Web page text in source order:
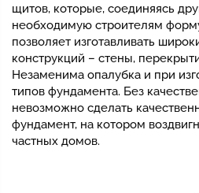
щитов, которые, соединяясь
необходимую строителям
позволяет изготавливать
конструкций – стены,
Незаменима опалубка и при
типов фундамента. Без
невозможно сделать
фундамент, на котором
частных домов.